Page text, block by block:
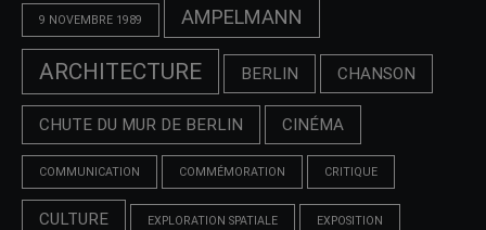
9 NOVEMBRE 1989 AMPELMANN
ARCHITECTURE BERLIN CHANSON
CHUTE DU MUR DE BERLIN CINÉMA
COMMUNICATION COMMÉMORATION CRITIQUE
CULTURE EXPLORATION SPATIALE EXPOSITION